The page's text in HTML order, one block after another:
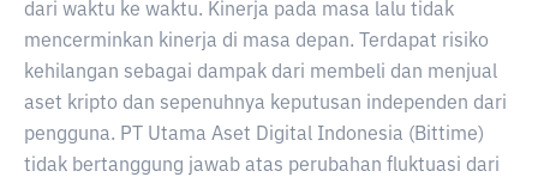
dari waktu ke waktu. Kinerja pada masa lalu tidak
mencerminkan kinerja di masa depan. Terdapat risiko
kehilangan sebagai dampak dari membeli dan menjual
aset kripto dan sepenuhnya keputusan independen dari
pengguna. PT Utama Aset Digital Indonesia (Bittime)
tidak bertanggung jawab atas perubahan fluktuasi dari